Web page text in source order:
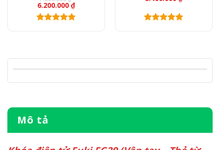
Giá
gốc
là:
7.800.000 ₫.
6.200.000₫
Giá
hiện
tại
là:
Mô tả